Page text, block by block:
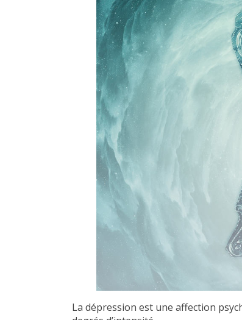
La dépression est une affection